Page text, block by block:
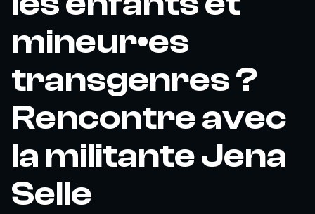
mineur•es
transgenres ?
Rencontre avec
la militante Jena
Selle